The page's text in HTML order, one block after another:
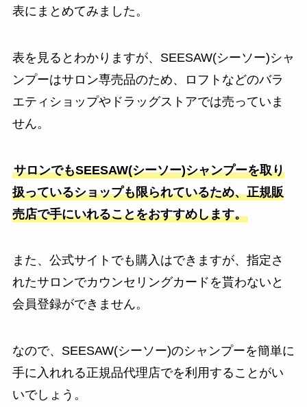
表にまとめてみました。
表を見るとわかりますが、SEESAW(シーソー)シャ
ンプーはサロン専売品のため、ロフトなどのバラ
エティショップやドラッグストアでは売っていま
せん。
サロンでもSEESAW(シーソー)シャンプーを取り
扱っているショップも限られているため、正規販
売店で手にいれることをおすすめします。
また、公式サイトでも購入はできますが、指定さ
れたサロンでカウンセリングカードを貰わないと
会員登録ができません。
なので、SEESAW(シーソー)のシャンプーを簡単に
手に入れれる正規品代理店でを利用することがい
いでしょう。